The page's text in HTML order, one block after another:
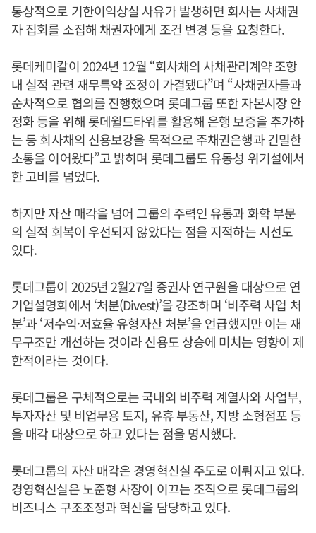
통상적으로 기한이익상실 사유가 발생하면 회사는 사채권
자 집회를 소집해 채권자에게 조건 변경 등을 요청한다.
롯데케미칼이 2024년 12월 “회사채의 사채관리계약 조항
내 실적 관련 재무특약 조정이 가결됐다”며 “사채권자들과
순차적으로 협의를 진행했으며 롯데그룹 또한 자본시장 안
정화 등을 위해 롯데월드타워를 활용해 은행 보증을 추가하
는 등 회사채의 신용보강을 목적으로 주채권은행과 긴밀한
소통을 이어왔다”고 밝히며 롯데그룹도 유동성 위기설에서
한 고비를 넘었다.
하지만 자산 매각을 넘어 그룹의 주력인 유통과 화학 부문
의 실적 회복이 우선되지 않았다는 점을 지적하는 시선도
있다.
롯데그룹이 2025년 2월27일 증권사 연구원을 대상으로 연
기업설명회에서 ‘처분(Divest)’을 강조하며 ‘비주력 사업 처
분’과 ‘저수익·저효율 유형자산 처분’을 언급했지만 이는 재
무구조만 개선하는 것이라 신용도 상승에 미치는 영향이 제
한적이라는 것이다.
롯데그룹은 구체적으로는 국내외 비주력 계열사와 사업부,
투자자산 및 비업무용 토지, 유휴 부동산, 지방 소형점포 등
을 매각 대상으로 하고 있다는 점을 명시했다.
롯데그룹의 자산 매각은 경영혁신실 주도로 이뤄지고 있다.
경영혁신실은 노준형 사장이 이끄는 조직으로 롯데그룹의
비즈니스 구조조정과 혁신을 담당하고 있다.